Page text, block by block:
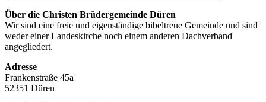
Über die Christen Brüdergemeinde Düren
Wir sind eine freie und eigenständige bibeltreue Gemeinde und sind
weder einer Landeskirche noch einem anderen Dachverband
angegliedert.
Adresse
Frankenstraße 45a
52351 Düren